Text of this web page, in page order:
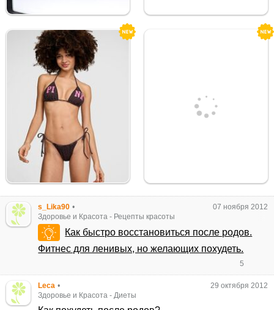
s_Lika90 •
07 ноября 2012
Здоровье и Красота- Рецепты красоты
Как быстро восстановиться после родов.
Фитнес для ленивых, но желающих похудеть.
5
Leca •
29 октября 2012
Здоровье и Красота-Диеты